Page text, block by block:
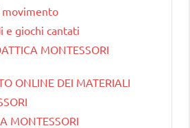
movimento
e giochi cantati
MONTESSORI
ONLINE DEI MATERIALI
MONTESSORI